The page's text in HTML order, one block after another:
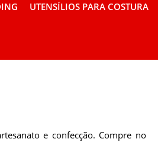
UTENSÍLIOS PARA COSTURA
e confecção. Compre no